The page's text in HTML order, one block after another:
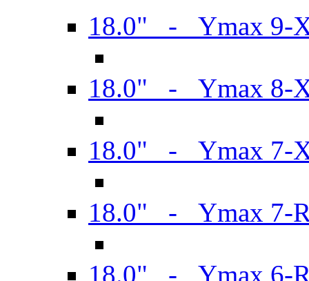
18.0" - Ymax 9-
18.0" - Ymax 8-
18.0" - Ymax 7-
18.0" - Ymax 7-
18.0" - Ymax 6-